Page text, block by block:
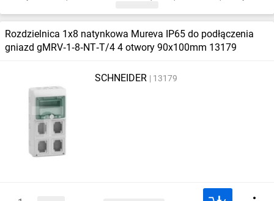
Rozdzielnica 1x8 natynkowa Mureva IP65 do podłączenia
gniazd gMRV‑1‑8‑NT‑T/4 4 otwory 90x100mm 13179
SCHNEIDER 13179